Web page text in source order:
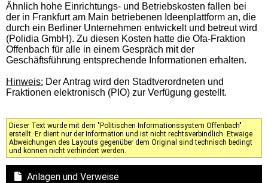
Ähnlich hohe Einrichtungs- und Betriebskosten fallen bei
der in Frankfurt am Main betriebenen Ideenplattform an, die
durch ein Berliner Unternehmen entwickelt und betreut wird
(Polidia GmbH). Zu diesen Kosten hatte die Ofa-Fraktion
Offenbach für alle in einem Gespräch mit der
Geschäftsführung entsprechende Informationen erhalten.
Hinweis: Der Antrag wird den Stadtverordneten und
Fraktionen elektronisch (PIO) zur Verfügung gestellt.
Dieser Text wurde mit dem "Politischen Informationssystem Offenbach"
erstellt. Er dient nur der Information und ist nicht rechtsverbindlich. Etwaige
Abweichungen des Layouts gegenüber dem Original sind technisch bedingt
und können nicht verhindert werden.
Anlagen und Verweise